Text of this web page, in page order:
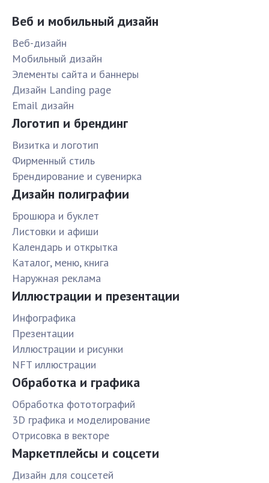
Веб и мобильный дизайн
Веб-дизайн
Мобильный дизайн
Элементы сайта и баннеры
Дизайн Landing page
Email дизайн
Логотип и брендинг
Визитка и логотип
Фирменный стиль
Брендирование и сувенирка
Дизайн полиграфии
Брошюра и буклет
Листовки и афиши
Календарь и открытка
Каталог, меню, книга
Наружная реклама
Иллюстрации и презентации
Инфографика
Презентации
Иллюстрации и рисунки
NFT иллюстрации
Обработка и графика
Обработка фототографий
3D графика и моделирование
Отрисовка в векторе
Маркетплейсы и соцсети
Дизайн для соцсетей